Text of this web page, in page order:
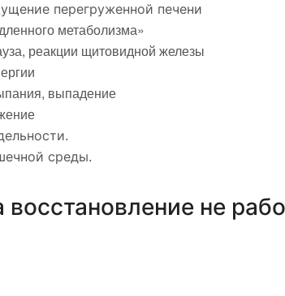
перегруженной печени
метаболизма»
реакции щитовидной железы
выпадение
среды.
не